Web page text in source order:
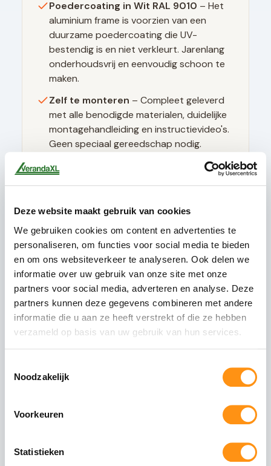
Deze website maakt gebruik van cookies
We gebruiken cookies om content en advertenties te
personaliseren, om functies voor social media te bieden
en om ons websiteverkeer te analyseren. Ook delen we
informatie over uw gebruik van onze site met onze
partners voor social media, adverteren en analyse. Deze
partners kunnen deze gegevens combineren met andere
informatie die u aan ze heeft verstrekt of die ze hebben
verzameld op basis van uw gebruik van hun services.
Noodzakelijk
Voorkeuren
Statistieken
Poedercoating in Wit RAL 9010 – Het
aluminium frame is voorzien van een
duurzame poedercoating die UV-
bestendig is en niet verkleurt. Jarenlang
onderhoudsvrij en eenvoudig schoon te
maken.
Zelf te monteren – Compleet geleverd
met alle benodigde materialen, duidelijke
montagehandleiding en instructievideo's.
Geen speciaal gereedschap nodig.
Technische specificaties
Glasdikte
10mm gehard (ESG)
Glastype
Helder glas
Glasranden
Geslepen (niet scherp)
Profielmateriaal
Afwerking
Wit RAL 9010
Wieltype
RVS 304, verstelbaar
Aantal rails
3 -rail systeem
Veiligheid van gehard glas
ondergaat een speciaal thermisch proces waarbij